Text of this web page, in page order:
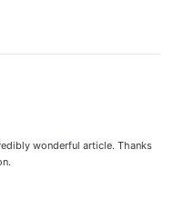
wonderful article. Thanks